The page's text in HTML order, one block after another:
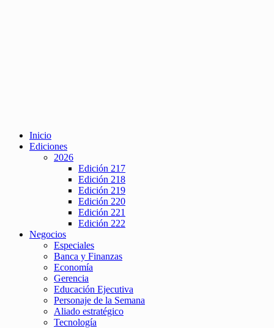
Inicio
Ediciones
2026
Edición 217
Edición 218
Edición 219
Edición 220
Edición 221
Edición 222
Negocios
Especiales
Banca y Finanzas
Economía
Gerencia
Educación Ejecutiva
Personaje de la Semana
Aliado estratégico
Tecnología